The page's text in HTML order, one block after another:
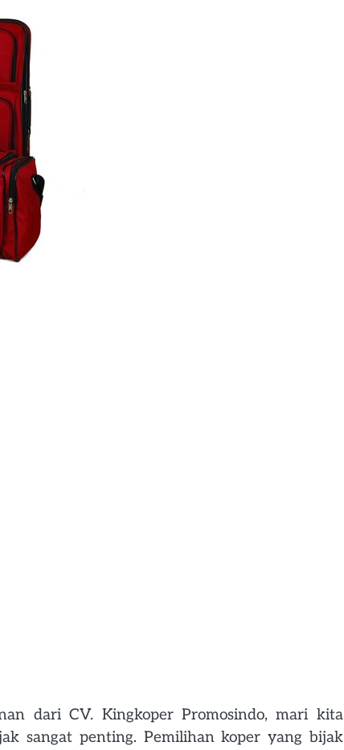
dari CV. Kingkoper Promosindo, mari kita
sangat penting. Pemilihan koper yang bijak